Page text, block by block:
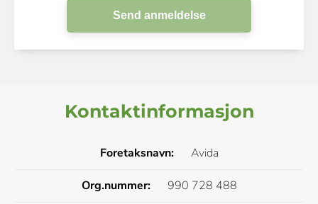
Send anmeldelse
Kontaktinformasjon
Foretaksnavn: Avida
Org.nummer: 990 728 488